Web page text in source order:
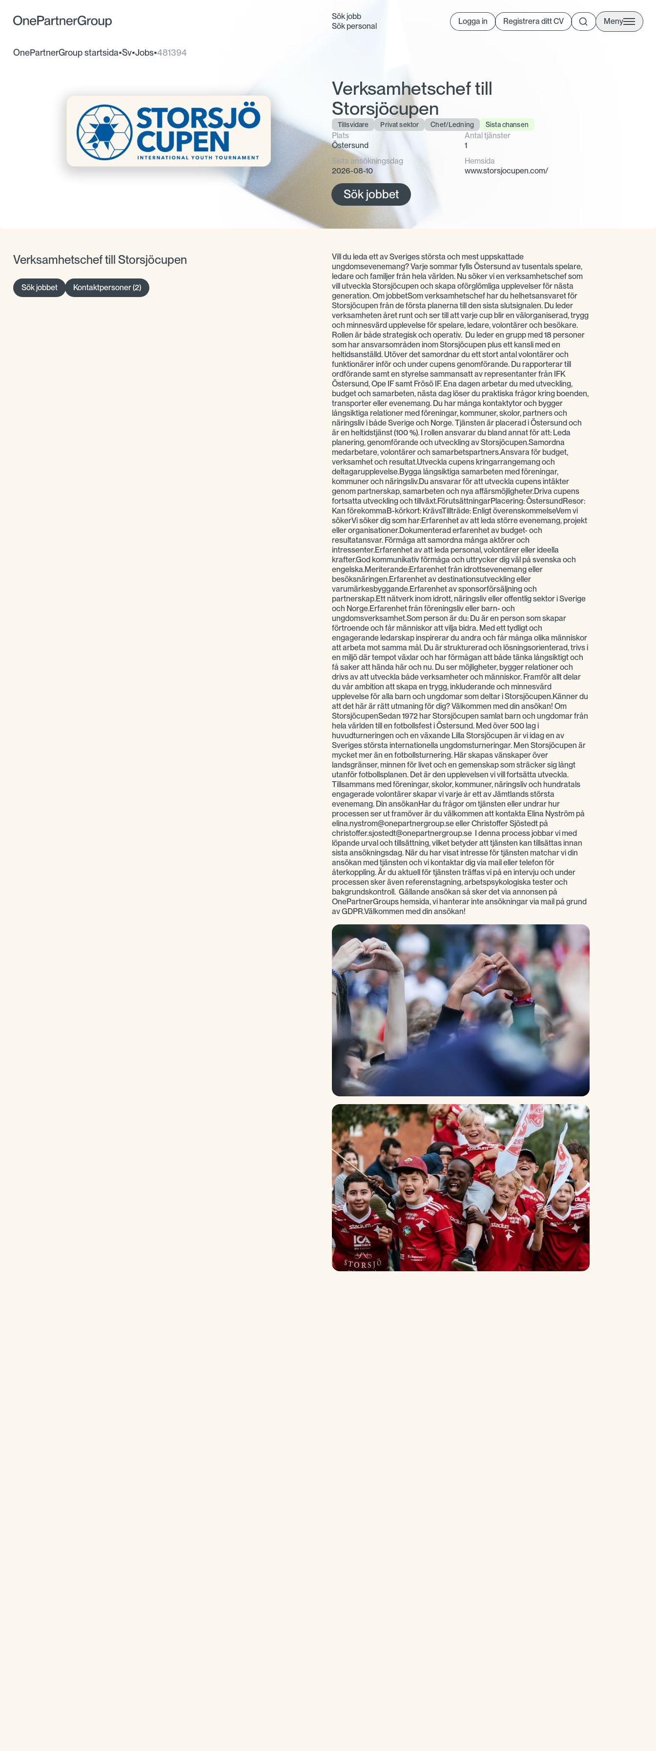
Sök jobb
Sök personal
Logga in Registrera ditt CV Meny
OnePartnerGroup startsida•Sv•Jobs•481394
Verksamhetschef till
Storsjöcupen
Tillsvidare Privat sektor Chef/Ledning Sista chansen
Plats
Östersund
Antal tjänster
1
Sista ansökningsdag
2026-08-10
Hemsida
www.storsjocupen.com/
Sök jobbet
Verksamhetschef till Storsjöcupen
Sök jobbet Kontaktpersoner (2)
Vill du leda ett av Sveriges största och mest uppskattade
ungdomsevenemang? Varje sommar fylls Östersund av tusentals spelare,
ledare och familjer från hela världen. Nu söker vi en verksamhetschef som
vill utveckla Storsjöcupen och skapa oförglömliga upplevelser för nästa
generation. Om jobbetSom verksamhetschef har du helhetsansvaret för
Storsjöcupen från de första planerna till den sista slutsignalen. Du leder
verksamheten året runt och ser till att varje cup blir en välorganiserad, trygg
och minnesvärd upplevelse för spelare, ledare, volontärer och besökare.
Rollen är både strategisk och operativ. Du leder en grupp med 18 personer
som har ansvarsområden inom Storsjöcupen plus ett kansli med en
heltidsanställd. Utöver det samordnar du ett stort antal volontärer och
funktionärer inför och under cupens genomförande. Du rapporterar till
ordförande samt en styrelse sammansatt av representanter från IFK
Östersund, Ope IF samt Frösö IF. Ena dagen arbetar du med utveckling,
budget och samarbeten, nästa dag löser du praktiska frågor kring boenden,
transporter eller evenemang. Du har många kontaktytor och bygger
långsiktiga relationer med föreningar, kommuner, skolor, partners och
näringsliv i både Sverige och Norge. Tjänsten är placerad i Östersund och
är en heltidstjänst (100 %). I rollen ansvarar du bland annat för att: Leda
planering, genomförande och utveckling av Storsjöcupen.Samordna
medarbetare, volontärer och samarbetspartners.Ansvara för budget,
verksamhet och resultat.Utveckla cupens kringarrangemang och
deltagarupplevelse.Bygga långsiktiga samarbeten med föreningar,
kommuner och näringsliv.Du ansvarar för att utveckla cupens intäkter
genom partnerskap, samarbeten och nya affärsmöjligheter.Driva cupens
fortsatta utveckling och tillväxt.FörutsättningarPlacering: ÖstersundResor:
Kan förekommaB-körkort: KrävsTillträde: Enligt överenskommelseVem vi
sökerVi söker dig som har:Erfarenhet av att leda större evenemang, projekt
eller organisationer.Dokumenterad erfarenhet av budget- och
resultatansvar. Förmåga att samordna många aktörer och
intressenter.Erfarenhet av att leda personal, volontärer eller ideella
krafter.God kommunikativ förmåga och uttrycker dig väl på svenska och
engelska.Meriterande:Erfarenhet från idrottsevenemang eller
besöksnäringen.Erfarenhet av destinationsutveckling eller
varumärkesbyggande.Erfarenhet av sponsorförsäljning och
partnerskap.Ett nätverk inom idrott, näringsliv eller offentlig sektor i Sverige
och Norge.Erfarenhet från föreningsliv eller barn- och
ungdomsverksamhet.Som person är du: Du är en person som skapar
förtroende och får människor att vilja bidra. Med ett tydligt och
engagerande ledarskap inspirerar du andra och får många olika människor
att arbeta mot samma mål. Du är strukturerad och lösningsorienterad, trivs i
en miljö där tempot växlar och har förmågan att både tänka långsiktigt och
få saker att hända här och nu. Du ser möjligheter, bygger relationer och
drivs av att utveckla både verksamheter och människor. Framför allt delar
du vår ambition att skapa en trygg, inkluderande och minnesvärd
upplevelse för alla barn och ungdomar som deltar i Storsjöcupen.Känner du
att det här är rätt utmaning för dig? Välkommen med din ansökan! Om
StorsjöcupenSedan 1972 har Storsjöcupen samlat barn och ungdomar från
hela världen till en fotbollsfest i Östersund. Med över 500 lag i
huvudturneringen och en växande Lilla Storsjöcupen är vi idag en av
Sveriges största internationella ungdomsturneringar. Men Storsjöcupen är
mycket mer än en fotbollsturnering. Här skapas vänskaper över
landsgränser, minnen för livet och en gemenskap som sträcker sig långt
utanför fotbollsplanen. Det är den upplevelsen vi vill fortsätta utveckla.
Tillsammans med föreningar, skolor, kommuner, näringsliv och hundratals
engagerade volontärer skapar vi varje år ett av Jämtlands största
evenemang. Din ansökanHar du frågor om tjänsten eller undrar hur
processen ser ut framöver är du välkommen att kontakta Elina Nyström på
elina.nystrom@onepartnergroup.se eller Christoffer Sjöstedt på
christoffer.sjostedt@onepartnergroup.se I denna process jobbar vi med
löpande urval och tillsättning, vilket betyder att tjänsten kan tillsättas innan
sista ansökningsdag. När du har visat intresse för tjänsten matchar vi din
ansökan med tjänsten och vi kontaktar dig via mail eller telefon för
återkoppling. Är du aktuell för tjänsten träffas vi på en intervju och under
processen sker även referenstagning, arbetspsykologiska tester och
bakgrundskontroll. Gällande ansökan så sker det via annonsen på
OnePartnerGroups hemsida, vi hanterar inte ansökningar via mail på grund
av GDPR.Välkommen med din ansökan!